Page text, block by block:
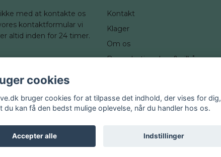
med at kontakte os
kontaktformular vi
altid inden for 24 timer.
Kontakt
Klager
Om os
Brugerbetingelser & vilkår
cookies
bruger cookies for at tilpasse det indhold, der vises for dig,
du kan få den bedst mulige oplevelse, når du handler hos os.
Accepter alle Indstillinger